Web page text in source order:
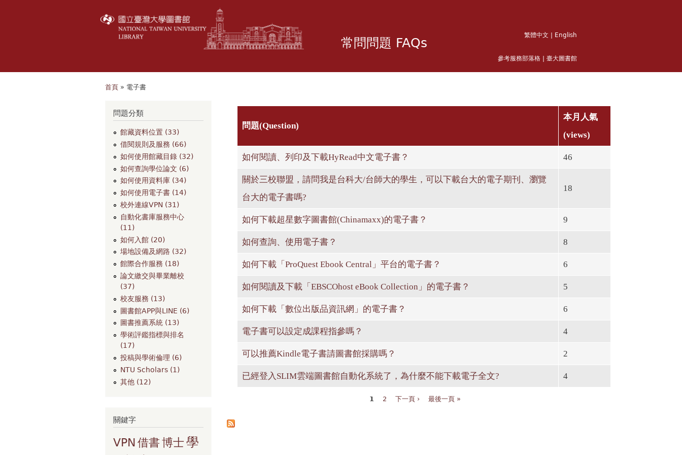
常問問題 FAQs 繁體中文 English
參考服務部落格 臺大圖書館
首頁 » 電子書
問題分類
館藏資料位置 (33)
借閱規則及服務 (66)
如何使用館藏目錄 (32)
如何查詢學位論文 (6)
如何使用資料庫 (34)
如何使用電子書 (14)
校外連線VPN (31)
自動化書庫服務中心
(11)
如何入館 (20)
場地設備及網路 (32)
館際合作服務 (18)
論文繳交與畢業離校
(37)
校友服務 (13)
圖書館APP與LINE (6)
圖書推薦系統 (13)
學術評鑑指標與排名
(17)
投稿與學術倫理 (6)
NTU Scholars (1)
其他 (12)
關鍵字
VPN借書博士學
問題(Question)
本月人氣
(views)
如何閱讀、列印及下載HyRead中文電子書？ 46
關於三校聯盟，請問我是台科大/台師大的學生，可以下載台大的電子期刊、瀏覽
台大的電子書嗎?
18
如何下載超星數字圖書館(Chinamaxx)的電子書？ 9
如何查詢、使用電子書？ 8
如何下載「ProQuest Ebook Central」平台的電子書？ 6
如何閱讀及下載「EBSCOhost eBook Collection」的電子書？ 5
如何下載「數位出版品資訊網」的電子書？ 6
電子書可以設定成課程指參嗎？ 4
可以推薦Kindle電子書請圖書館採購嗎？ 2
已經登入SLIM雲端圖書館自動化系統了，為什麼不能下載電子全文? 4
1 2 下一頁 › 最後一頁 »